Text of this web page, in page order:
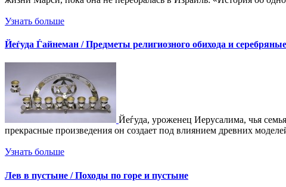
Узнать больше
Йеѓуда Ѓайнеман / Предметы религиозного обихода и
Йеѓуда, уроженец Иерусалима, чья
прекрасные произведения он создает под влиянием древних
Узнать больше
Лев в пустыне / Походы по горе и пустыне